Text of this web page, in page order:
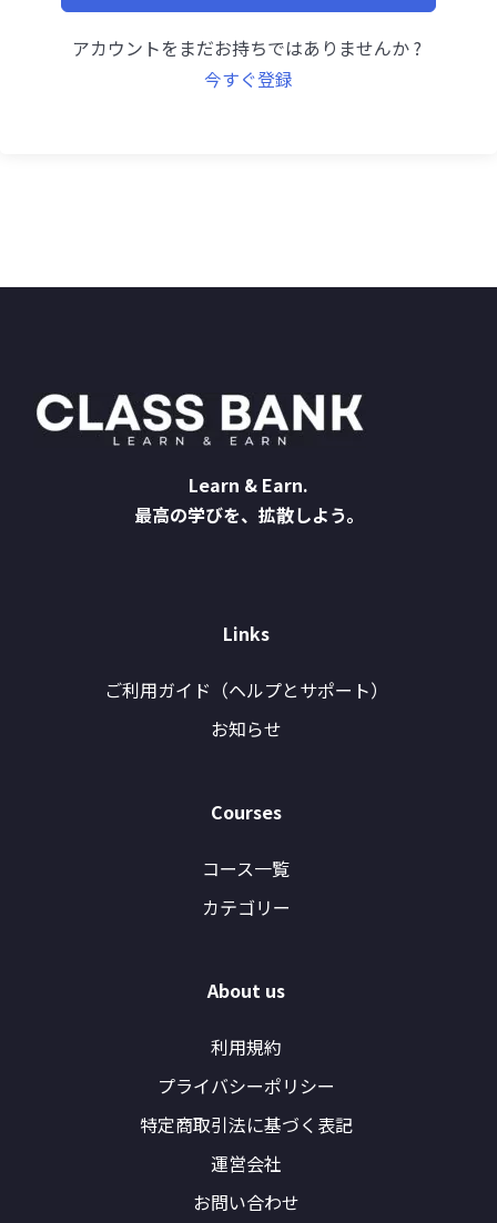
アカウントをまだお持ちではありませんか ?
今すぐ登録
Learn & Earn.
最高の学びを、拡散しよう。
Links
ご利用ガイド（ヘルプとサポート）
お知らせ
Courses
コース一覧
カテゴリー
About us
利用規約
プライバシーポリシー
特定商取引法に基づく表記
運営会社
お問い合わせ